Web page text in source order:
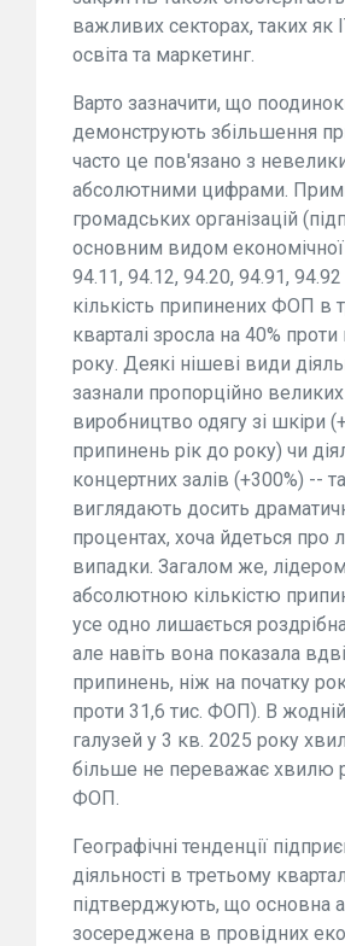
важливих секторах, таких як
освіта та маркетинг.
Варто зазначити, що
демонструють збільшення
часто це пов'язано з
абсолютними цифрами.
громадських організацій
основним видом економічної
94.11, 94.12, 94.20, 94.91,
кількість припинених ФОП в
кварталі зросла на 40%
року. Деякі нішеві види
зазнали пропорційно великих
виробництво одягу зі шкіри
припинень рік до року) чи
концертних залів (+300%) --
виглядають досить
процентах, хоча йдеться про
випадки. Загалом же,
абсолютною кількістю
усе одно лишається
але навіть вона показала
припинень, ніж на початку
проти 31,6 тис. ФОП). В
галузей у 3 кв. 2025 року
більше не переважає хвилю
ФОП.
Географічні тенденції
діяльності в третьому
підтверджують, що основна
зосереджена в провідних